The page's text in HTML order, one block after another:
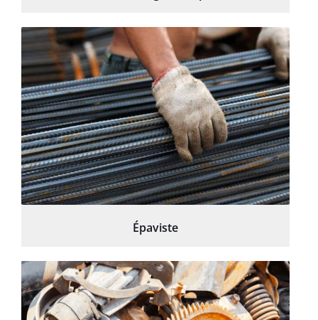
Épaviste